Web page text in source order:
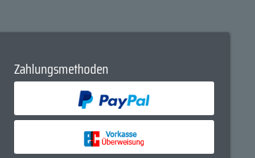
Zahlungsmethoden